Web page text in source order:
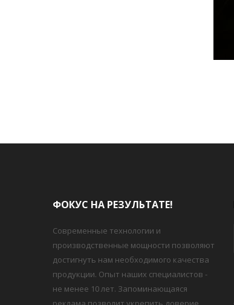
ФОКУС НА РЕЗУЛЬТАТЕ!
Современные технологии и
производственные мощности позволяют
достигнуть нам необходимого качества
продукции. Опыт наших специалистов -
не менее 10 лет. Запоминающаяся